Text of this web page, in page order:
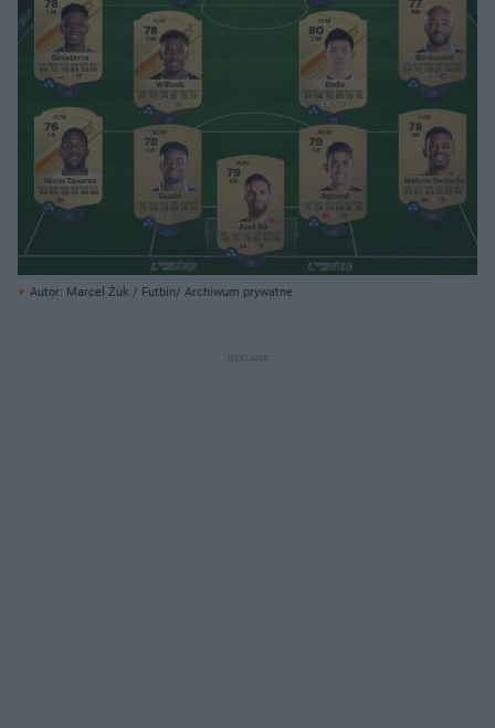
Autor: Marcel Żuk / Futbin/ Archiwum prywatne